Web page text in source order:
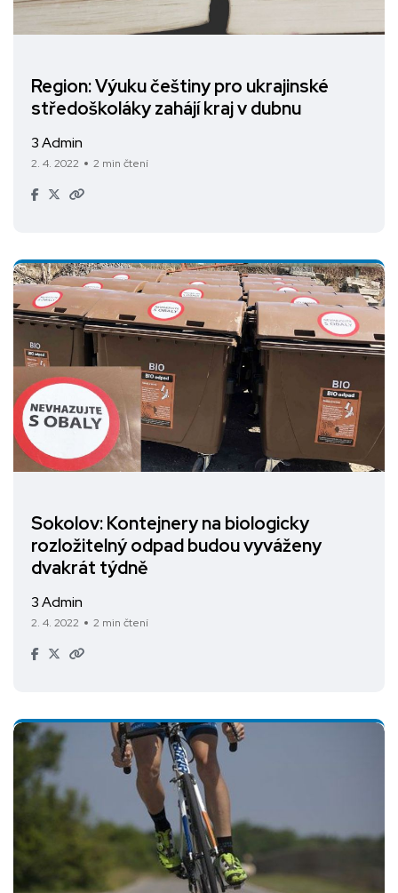
Region: Výuku češtiny pro ukrajinské
středoškoláky zahájí kraj v dubnu
3 Admin
2. 4. 2022 2 min čtení
Sokolov: Kontejnery na biologicky
rozložitelný odpad budou vyváženy
dvakrát týdně
3 Admin
2. 4. 2022 2 min čtení